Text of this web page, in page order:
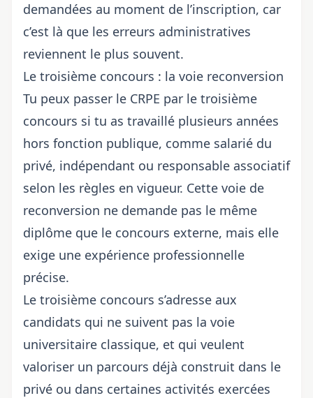
demandées au moment de l’inscription, car
c’est là que les erreurs administratives
reviennent le plus souvent.
Le troisième concours : la voie reconversion
Tu peux passer le CRPE par le troisième
concours si tu as travaillé plusieurs années
hors fonction publique, comme salarié du
privé, indépendant ou responsable associatif
selon les règles en vigueur. Cette voie de
reconversion ne demande pas le même
diplôme que le concours externe, mais elle
exige une expérience professionnelle
précise.
Le troisième concours s’adresse aux
candidats qui ne suivent pas la voie
universitaire classique, et qui veulent
valoriser un parcours déjà construit dans le
privé ou dans certaines activités exercées